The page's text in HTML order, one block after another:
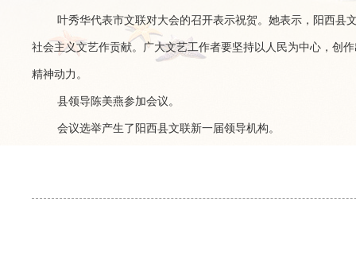
叶秀华代表市文联对大会的召开表示祝贺。 她表示，阳西县
社会主义文艺作贡献。广大文艺工作者要坚持以人民为中心，创
精神动力。
县领导陈美燕参加会议。
会议选举产生了阳西县文联新一届领导机构。